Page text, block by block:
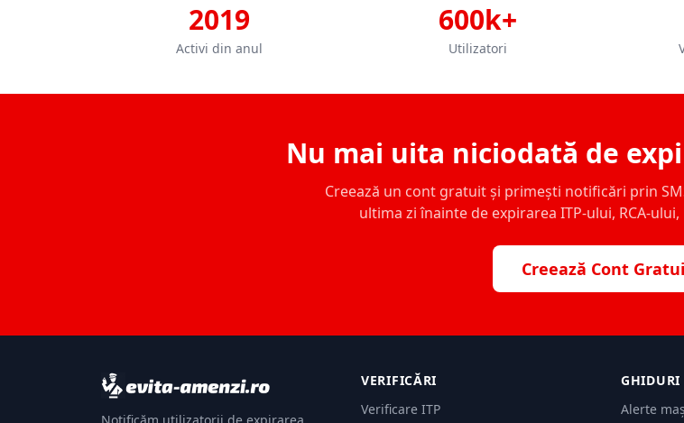
2019
Activi din anul
600k+
Utilizatori
Nu mai uita niciodată de
Creează un cont gratuit și primești notificări prin
ultima zi înainte de expirarea ITP-ului, RCA-ului,
Creează Cont
VERIFICĂRI
Verificare ITP
GHIDURI
Alerte